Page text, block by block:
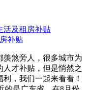
补贴
羡煞旁人，很多城市为
才补贴，但是悄然之
，我们一起来看看！